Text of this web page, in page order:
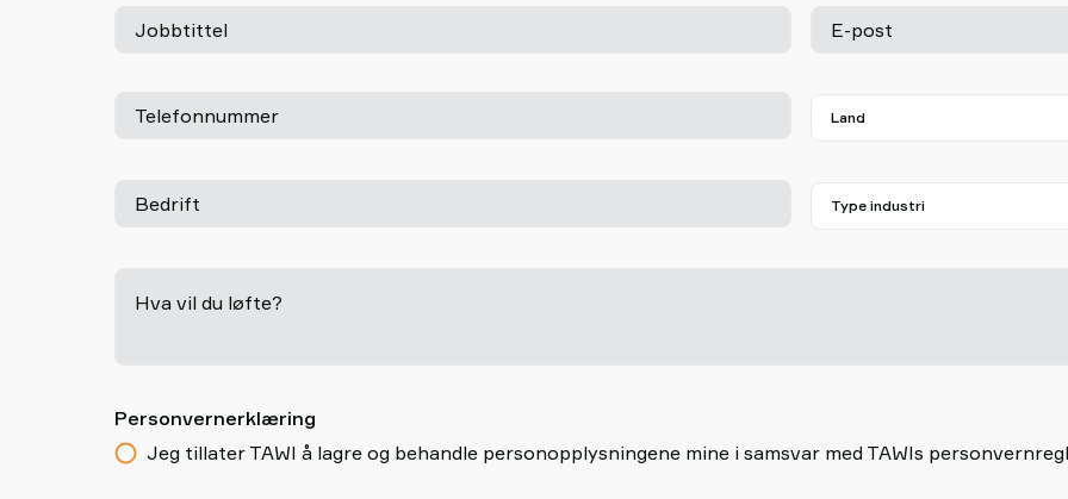
Jobbtittel E-post
Telefonnummer
Bedrift
Hva vil du løfte?
Personvernerklæring
Jeg tillater TAWI å lagre og behandle personopplysningene mine i samsvar med TAWIs